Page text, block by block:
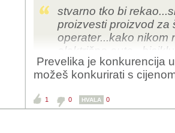
stvarno tko bi
proizvesti proizvod za
operater...kako nikom
električno
Prevelika je konkurencija
možeš konkurirati s
1 0 HVALA 0